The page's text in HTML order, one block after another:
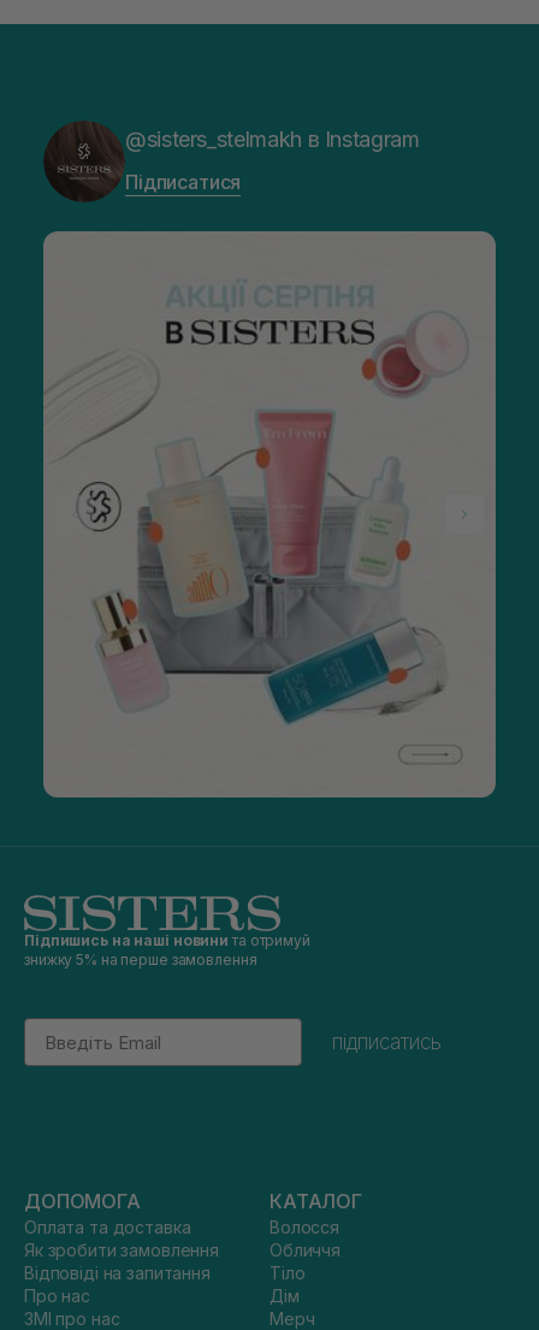
@sisters_stelmakh в Instagram
Підписатися
Підпишись на наші новини та отримуй
знижку 5% на перше замовлення
Email
підписатись
ДОПОМОГА
Оплата та доставка
Як зробити замовлення
Відповіді на запитання
Про нас
ЗМІ про нас
КАТАЛОГ
Волосся
Обличчя
Тіло
Дім
Мерч